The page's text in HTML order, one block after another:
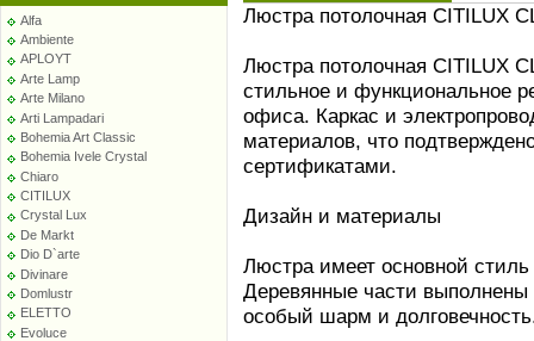
Alfa
Ambiente
APLOYT
Arte Lamp
Arte Milano
Arti Lampadari
Bohemia Art Classic
Bohemia Ivele Crystal
Chiaro
CITILUX
Crystal Lux
De Markt
Dio D`arte
Divinare
Domlustr
ELETTO
Evoluce
Люстра потолочная CITILUX
Люстра потолочная CITILUX
стильное и функциональное
офиса. Каркас и
материалов, что
сертификатами.
Дизайн и материалы
Люстра имеет основной
Деревянные части
особый шарм и